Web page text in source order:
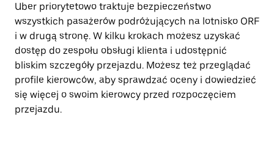
Uber priorytetowo traktuje bezpieczeństwo
wszystkich pasażerów podróżujących na lotnisko ORF
i w drugą stronę. W kilku krokach możesz uzyskać
dostęp do zespołu obsługi klienta i udostępnić
bliskim szczegóły przejazdu. Możesz też przeglądać
profile kierowców, aby sprawdzać oceny i dowiedzieć
się więcej o swoim kierowcy przed rozpoczęciem
przejazdu.